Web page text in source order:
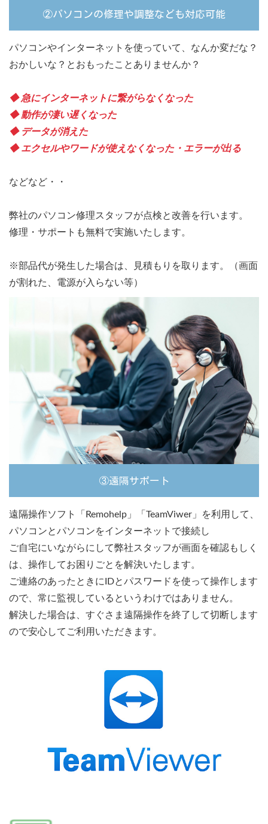
②パソコンの修理や調整なども対応可能
パソコンやインターネットを使っていて、なんか変だな？
おかしいな？とおもったことありませんか？
◆ 急にインターネットに繋がらなくなった
◆ 動作が凄い遅くなった
◆ データが消えた
◆ エクセルやワードが使えなくなった・エラーが出る
などなど・・
弊社のパソコン修理スタッフが点検と改善を行います。
修理・サポートも無料で実施いたします。
※部品代が発生した場合は、見積もりを取ります。（画面
が割れた、電源が入らない等）
③遠隔サポート
遠隔操作ソフト「Remohelp」「TeamViwer」を利用して、
パソコンとパソコンをインターネットで接続し
ご自宅にいながらにして弊社スタッフが画面を確認もしく
は、操作してお困りごとを解決いたします。
ご連絡のあったときにIDとパスワードを使って操作します
ので、常に監視しているというわけではありません。
解決した場合は、すぐさま遠隔操作を終了して切断します
ので安心してご利用いただきます。